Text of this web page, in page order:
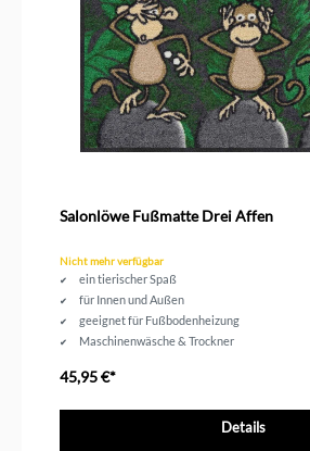
Salonlöwe Fußmatte Drei Affen
Nicht mehr verfügbar
ein tierischer Spaß
für Innen und Außen
geeignet für Fußbodenheizung
Maschinenwäsche & Trockner
45,95 €*
Details